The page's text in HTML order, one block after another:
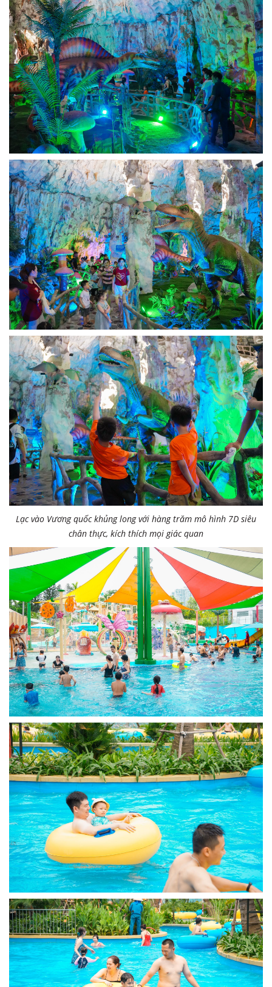
Lạc vào Vương quốc khủng long với hàng trăm mô hình 7D siêu
chân thực, kích thích mọi giác quan